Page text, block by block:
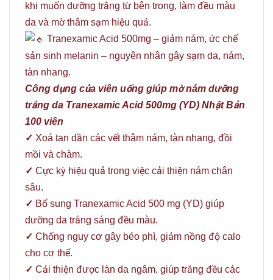
khi muốn dưỡng trắng từ bên trong, làm đều màu
da và mờ thâm sạm hiệu quả.
Tranexamic Acid 500mg – giảm nám, ức chế
sản sinh melanin – nguyên nhân gây sạm da, nám,
tàn nhang.
Công dụng của viên uống giúp mờ nám dưỡng
trắng da Tranexamic Acid 500mg (YD) Nhật Bản
100 viên
✓ Xoá tan dần các vết thâm nám, tàn nhang, đồi
mồi và chàm.
✓ Cực kỳ hiệu quả trong việc cải thiện nám chân
sâu.
✓ Bổ sung Tranexamic Acid 500 mg (YD) giúp
dưỡng da trắng sáng đều màu.
✓ Chống nguy cơ gây béo phì, giảm nồng độ calo
cho cơ thể.
✓ Cải thiện được làn da ngâm, giúp trắng đều các